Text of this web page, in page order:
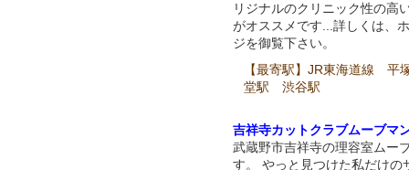
リジナルのクリニック性の高
がオススメです...詳しくは、
ジを御覧下さい。
【最寄駅】JR東海道線
堂駅 渋谷駅
吉祥寺カットクラブムーブマ
武蔵野市吉祥寺の理容室ムー
す。 やっと見つけた私だけの